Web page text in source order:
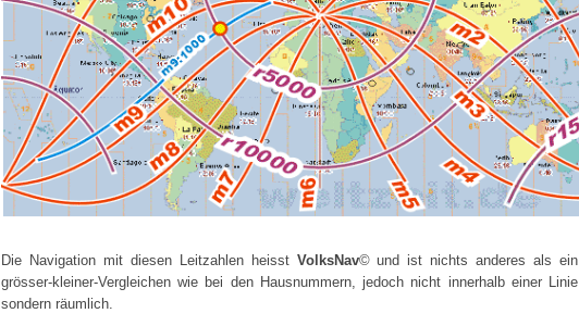
Die Navigation mit diesen Leitzahlen heisst VolksNav© und ist nichts anderes als ein
grösser-kleiner-Vergleichen wie bei den Hausnummern, jedoch nicht innerhalb einer Linie
sondern räumlich.